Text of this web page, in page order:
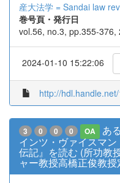
産大法学 = Sandai law
巻号頁・発行日
vol.56, no.3, pp.355-376,
2024-01-10 15:22:06
http://
3 0 0 0 OA
あ
インツ・ヴァイスマ
伝記』を読む (所功教
ャー教授高橋正俊教